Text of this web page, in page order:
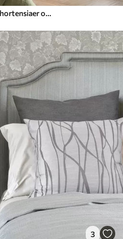
Papegøjer blandt pæoner, hortensiaer og magnolier
3